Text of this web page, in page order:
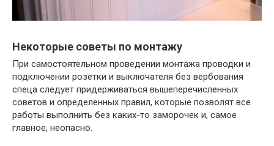
Некоторые советы по монтажу
При самостоятельном проведении монтажа проводки и
подключении розетки и выключателя без вербования
спеца следует придерживаться вышеперечисленных
советов и определенных правил, которые позволят все
работы выполнить без каких-то заморочек и, самое
главное, неопасно.